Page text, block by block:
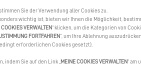
stimmen Sie der Verwendung aller Cookies zu.
wichtig ist, bieten wir Ihnen die Möglichkeit,
COOKIES VERWALTEN“ klicken, um die Kategorien von
FORTFAHREN“, um Ihre Ablehnung
erforderlichen Cookies gesetzt).
indem Sie auf den Link „MEINE COOKIES VERWALTEN“ am